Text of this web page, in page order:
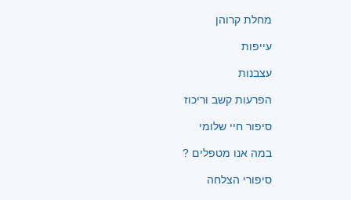
מחלת קרוהן
עייפות
עצבנות
הפרעות קשב וריכוז
סיפור חיי שלומי
במה אנו מטפלים ?
סיפורי הצלחה